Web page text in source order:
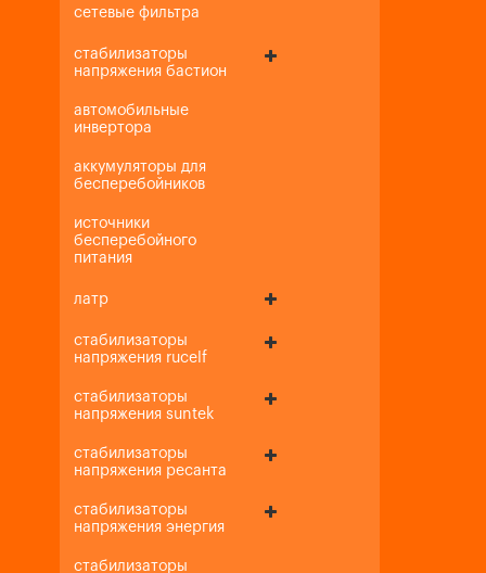
сетевые фильтра
стабилизаторы
напряжения бастион
автомобильные
инвертора
аккумуляторы для
бесперебойников
источники
бесперебойного
питания
латр
стабилизаторы
напряжения rucelf
стабилизаторы
напряжения suntek
стабилизаторы
напряжения ресанта
стабилизаторы
напряжения энергия
стабилизаторы